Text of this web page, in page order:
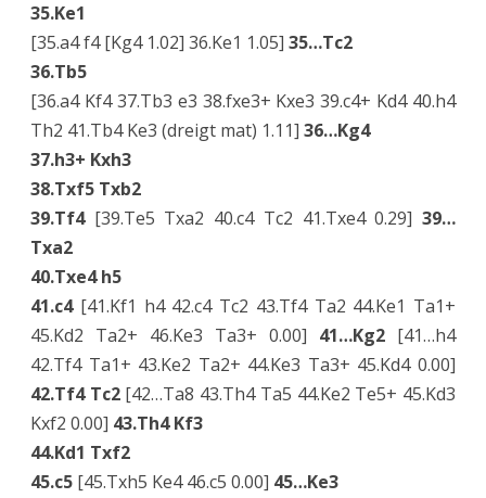
35.Ke1
[35.a4 f4 [Kg4 1.02] 36.Ke1 1.05] 35…Tc2
36.Tb5
[36.a4 Kf4 37.Tb3 e3 38.fxe3+ Kxe3 39.c4+ Kd4 40.h4
Th2 41.Tb4 Ke3 (dreigt mat) 1.11] 36…Kg4
37.h3+ Kxh3
38.Txf5 Txb2
39.Tf4[39.Te5 Txa2 40.c4 Tc2 41.Txe4 0.29] 39…
Txa2
40.Txe4 h5
41.c4 [41.Kf1 h4 42.c4 Tc2 43.Tf4 Ta2 44.Ke1 Ta1+
45.Kd2 Ta2+ 46.Ke3 Ta3+ 0.00] 41…Kg2 [41…h4
42.Tf4 Ta1+ 43.Ke2 Ta2+ 44.Ke3 Ta3+ 45.Kd4 0.00]
42.Tf4 Tc2 [42…Ta8 43.Th4 Ta5 44.Ke2 Te5+ 45.Kd3
Kxf2 0.00] 43.Th4 Kf3
44.Kd1 Txf2
45.c5 [45.Txh5 Ke4 46.c5 0.00] 45…Ke3